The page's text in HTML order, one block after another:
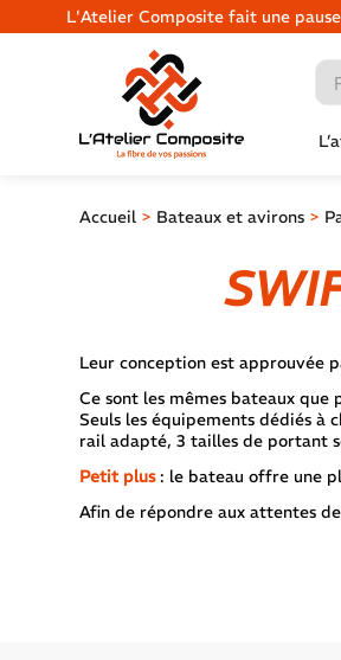
L'Atelier Composite fait une
Accueil > Bateaux et avirons >
Leur conception est approuvée
Ce sont les mêmes bateaux
Seuls les équipements dédiés à
rail adapté, 3 tailles de portant
Petit plus: le bateau offre une
Afin de répondre aux attentes